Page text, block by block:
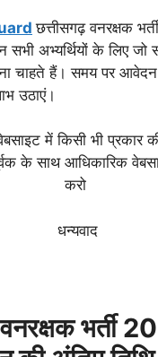
छत्तीसगढ़ वनरक्षक
अभ्यर्थियों के लिए जो
चाहते हैं। समय पर
उठाएं।
में किसी भी
के साथ आधिकारिक
करो
धन्यवाद
भर्ती